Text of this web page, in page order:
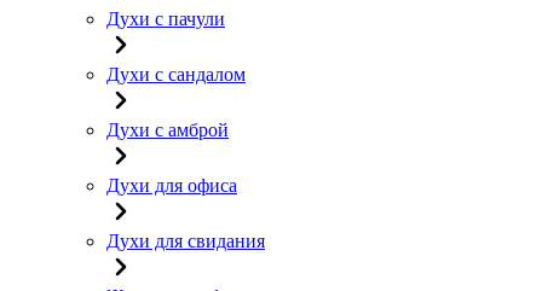
Духи с пачули
Духи с сандалом
Духи с амброй
Духи для офиса
Духи для свидания